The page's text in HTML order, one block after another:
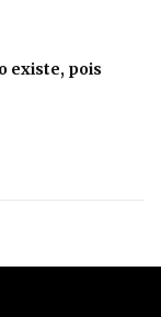
existe, pois